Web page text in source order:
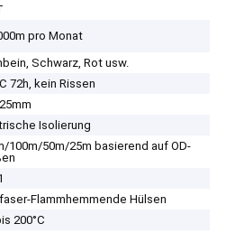
pro Monat
Schwarz, Rot usw.
72h, kein Rissen
Isolierung
100m/50m/25m basierend auf OD-
Flammhemmende Hülsen
200°C